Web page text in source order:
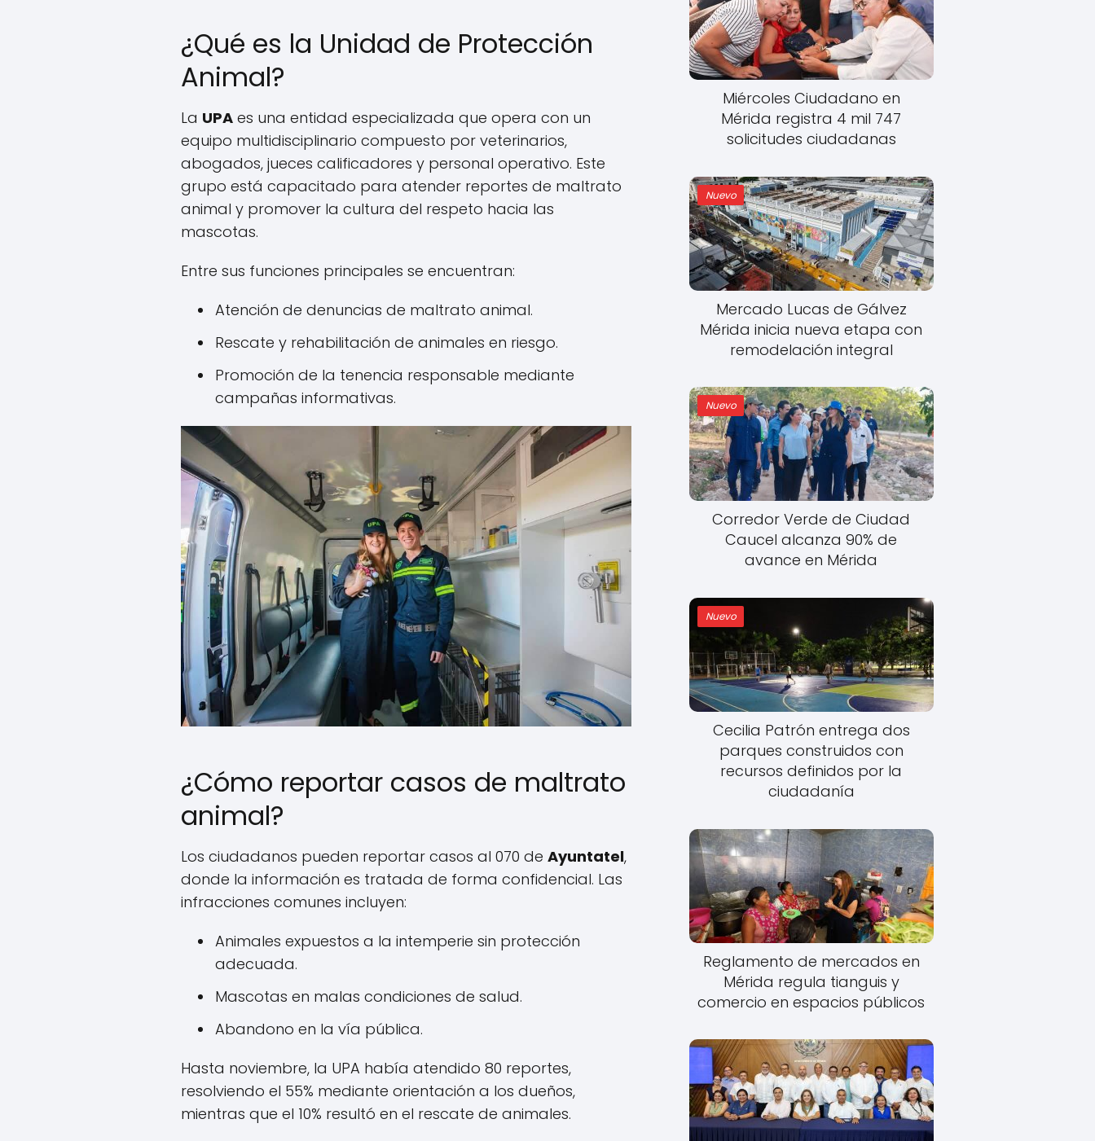
¿Qué es la Unidad de Protección
Animal?
La UPA es una entidad especializada que opera con un
equipo multidisciplinario compuesto por veterinarios,
abogados, jueces calificadores y personal operativo. Este
grupo está capacitado para atender reportes de maltrato
animal y promover la cultura del respeto hacia las
mascotas.
Entre sus funciones principales se encuentran:
Atención de denuncias de maltrato animal.
Rescate y rehabilitación de animales en riesgo.
Promoción de la tenencia responsable mediante
campañas informativas.
¿Cómo reportar casos de maltrato
animal?
Los ciudadanos pueden reportar casos al 070 de Ayuntatel,
donde la información es tratada de forma confidencial. Las
infracciones comunes incluyen:
Animales expuestos a la intemperie sin protección
adecuada.
Mascotas en malas condiciones de salud.
Abandono en la vía pública.
Hasta noviembre, la UPA había atendido 80 reportes,
resolviendo el 55% mediante orientación a los dueños,
mientras que el 10% resultó en el rescate de animales.
Miércoles Ciudadano en
Mérida registra 4 mil 747
solicitudes ciudadanas
Nuevo
Mercado Lucas de Gálvez
Mérida inicia nueva etapa con
remodelación integral
Nuevo
Corredor Verde de Ciudad
Caucel alcanza 90% de
avance en Mérida
Nuevo
Cecilia Patrón entrega dos
parques construidos con
recursos definidos por la
ciudadanía
Reglamento de mercados en
Mérida regula tianguis y
comercio en espacios públicos